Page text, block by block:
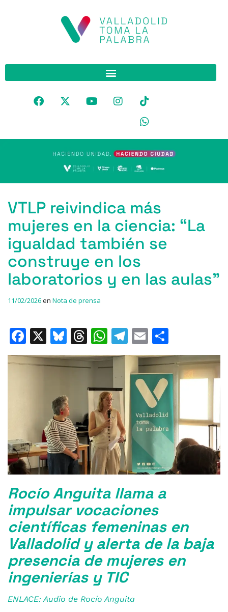
VTLP reivindica más
mujeres en la ciencia: “La
igualdad también se
construye en los
laboratorios y en las aulas”
11/02/2026en Nota de prensa
F
a
c
o
k
X
Bl
u
e
k
y
T
h
re
a
d
s
W
h
at
s
A
p
p
T
el
e
gr
a
m
E
m
ai
l
o
m
p
ar
ti
r
Rocío Anguita llama a
impulsar vocaciones
científicas femeninas en
Valladolid y alerta de la baja
presencia de mujeres en
ingenierías y TIC
ENLACE: Audio de Rocío Anguita